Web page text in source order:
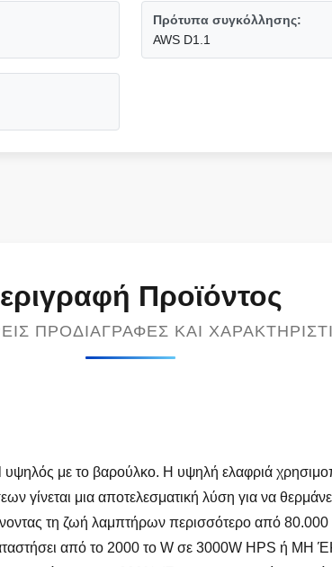
Πρότυπα συγκόλλησης:
AWS D1.1
Προϊόντος
ΠΡΟΔΙΑΓΡΑΦΈΣ ΚΑΙ
με το βαρούλκο. Η υψηλή ελαφριά
γίνεται μια αποτελεσματική λύση για να
τη ζωή λαμπτήρων περισσότερο από
από το 2000 το W σε 3000W HPS ή MH